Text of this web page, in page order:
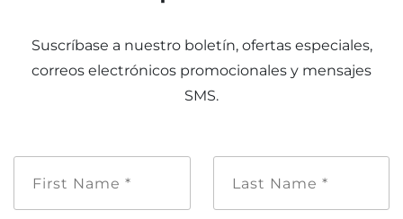
Suscríbase a nuestro boletín, ofertas especiales,
correos electrónicos promocionales y mensajes
SMS.
de
*